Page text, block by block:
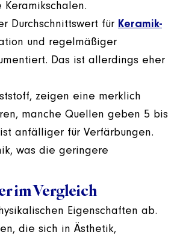
Durchschnittswert für Keramik-
und regelmäßiger
Das ist allerdings eher
zeigen eine merklich
manche Quellen geben 5 bis
anfälliger für Verfärbungen.
was die geringere
im Vergleich
Eigenschaften ab.
die sich in Ästhetik,